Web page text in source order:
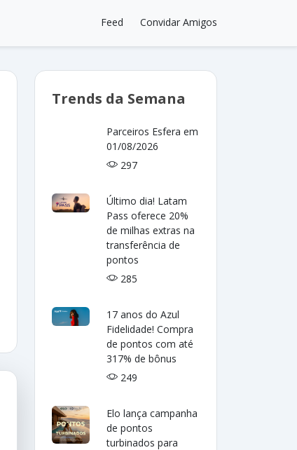
Feed Convidar Amigos
Trends da Semana
Parceiros Esfera em
01/08/2026
297
Último dia! Latam
Pass oferece 20%
de milhas extras na
transferência de
pontos
285
17 anos do Azul
Fidelidade! Compra
de pontos com até
317% de bônus
249
Elo lança campanha
de pontos
turbinados para